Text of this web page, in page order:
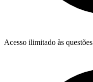
Acesso ilimitado às questões